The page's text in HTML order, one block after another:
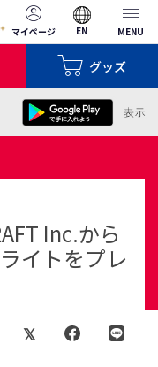
マイページ EN MENU
グッズ
Inc.から
イトをプレ